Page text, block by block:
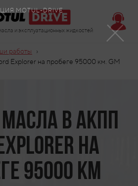
и эксплуатационных жидкостей
работы ›
Explorer на пробеге 95000 км. GM
в АКПП
на
95000 км
MOTUL-DRIVE ×